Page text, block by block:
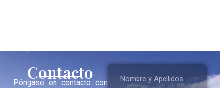
Contacto
Póngase en contacto con